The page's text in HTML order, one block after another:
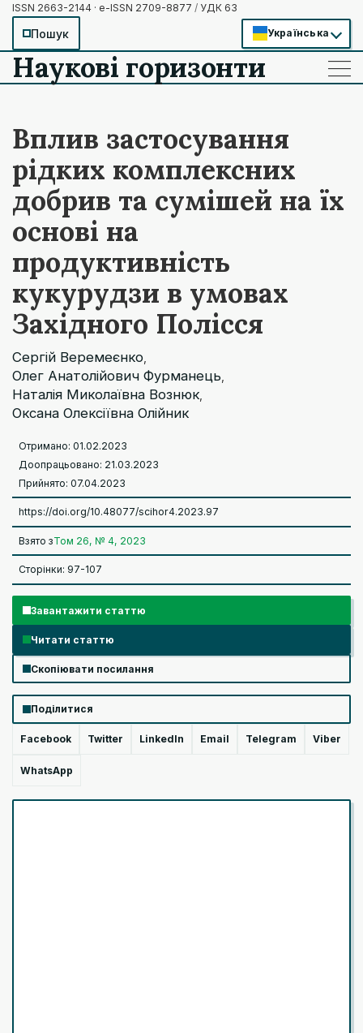
ISSN 2663-2144 · e-ISSN 2709-8877 / УДК 63
Пошук Українська
Наукові горизонти ——
——
——
Вплив застосування
рідких комплексних
добрив та сумішей на їх
основі на
продуктивність
кукурудзи в умовах
Західного Полісся
Сергій Веремеєнко
Олег Анатолійович Фурманець
Наталія Миколаївна Вознюк
Оксана Олексіївна Олійник
Отримано: 01.02.2023
Доопрацьовано: 21.03.2023
Прийнято: 07.04.2023
https://doi.org/10.48077/scihor4.2023.97
Взято зТом 26, № 4, 2023
Сторінки: 97-107
Завантажити статтю
Читати статтю
Скопіювати посилання
Поділитися
Facebook Twitter LinkedIn Email Telegram Viber
WhatsApp